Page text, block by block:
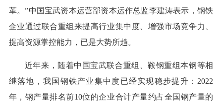
革。”中国宝武资本运营部资本运作总监李建涛表示，钢铁
企业通过联合重组来提高行业集中度、增强市场竞争力、
提高资源掌控能力，已是大势所趋。
近年来，随着中国宝武联合重组、鞍钢重组本钢等相
继落地，我国钢铁产业集中度已经实现稳步提升：2022
年，钢产量排名前10位的企业合计产量约占全国钢产量的